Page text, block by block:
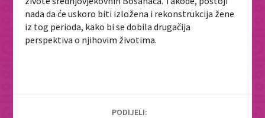
nada da će uskoro biti izložena i rekonstrukcija žene
iz tog perioda, kako bi se dobila drugačija
perspektiva o njihovim životima.
PODIJELI: